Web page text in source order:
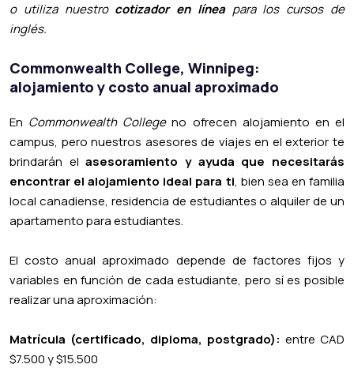
o utiliza nuestro cotizador en líneapara los cursos de
inglés.
Commonwealth College, Winnipeg:
alojamiento y costo anual aproximado
En Commonwealth Collegeno ofrecen alojamiento en el
campus, pero nuestros asesores de viajes en el exterior te
brindarán elasesoramiento y ayuda que necesitarás
encontrar el alojamiento ideal para ti, bien sea en familia
local canadiense, residencia de estudiantes o alquiler de un
apartamento para estudiantes.
El costo anual aproximado depende de factores fijos y
variables en función de cada estudiante, pero sí es posible
realizar una aproximación:
Matrícula (certificado, diploma, postgrado): entre CAD
$7.500 y $15.500